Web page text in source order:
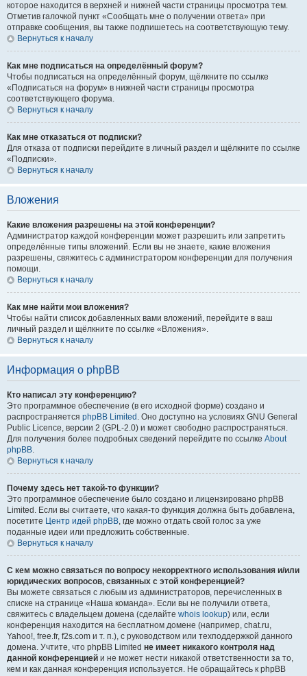
которое находится в верхней и нижней части страницы просмотра тем.
Отметив галочкой пункт «Сообщать мне о получении ответа» при
отправке сообщения, вы также подпишетесь на соответствующую тему.
Вернуться к началу
Как мне подписаться на определённый форум?
Чтобы подписаться на определённый форум, щёлкните по ссылке
«Подписаться на форум» в нижней части страницы просмотра
соответствующего форума.
Вернуться к началу
Как мне отказаться от подписки?
Для отказа от подписки перейдите в личный раздел и щёлкните по ссылке
«Подписки».
Вернуться к началу
Вложения
Какие вложения разрешены на этой конференции?
Администратор каждой конференции может разрешить или запретить
определённые типы вложений. Если вы не знаете, какие вложения
разрешены, свяжитесь с администратором конференции для получения
помощи.
Вернуться к началу
Как мне найти мои вложения?
Чтобы найти список добавленных вами вложений, перейдите в ваш
личный раздел и щёлкните по ссылке «Вложения».
Вернуться к началу
Информация о phpBB
Кто написал эту конференцию?
Это программное обеспечение (в его исходной форме) создано и
распространяется phpBB Limited . Оно доступно на условиях GNU General
Public Licence, версии 2 (GPL-2.0) и может свободно распространяться.
Для получения более подробных сведений перейдите по ссылке About
phpBB.
Вернуться к началу
Почему здесь нет такой-то функции?
Это программное обеспечение было создано и лицензировано phpBB
Limited. Если вы считаете, что какая-то функция должна быть добавлена,
посетите Центр идей phpBB, где можно отдать свой голос за уже
поданные идеи или предложить собственные.
Вернуться к началу
С кем можно связаться по вопросу некорректного использования и/или
юридических вопросов, связанных с этой конференцией?
Вы можете связаться с любым из администраторов, перечисленных в
списке на странице «Наша команда». Если вы не получили ответа,
свяжитесь с владельцем домена (сделайте whois lookup) или, если
конференция находится на бесплатном домене (например, chat.ru,
Yahoo!, free.fr, f2s.com и т. п.), с руководством или техподдержкой данного
домена. Учтите, что phpBB Limited не имеет никакого контроля над
данной конференцией и не может нести никакой ответственности за то,
кем и как данная конференция используется. Не обращайтесь к phpBB